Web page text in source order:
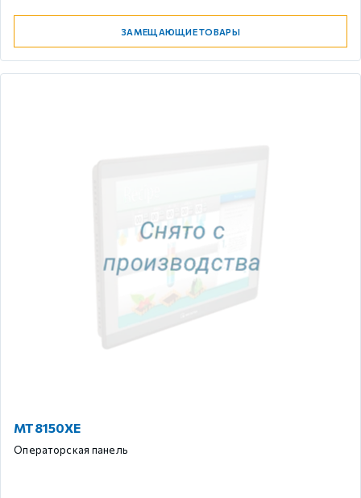
ЗАМЕЩАЮЩИЕ ТОВАРЫ
MT8150XE
Операторская панель